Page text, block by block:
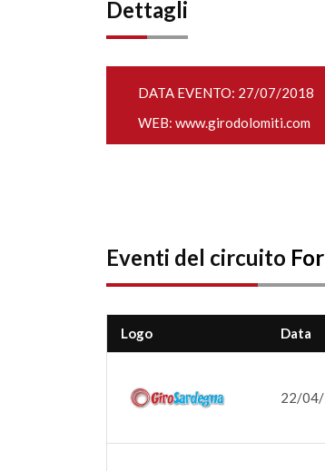
Dettagli
DATA EVENTO: 27/07/2018
WEB: www.girodolomiti.com
Eventi del circuito
Logo Data
22/